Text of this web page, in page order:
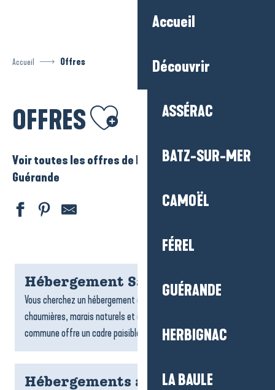
Accueil
Découvrir
ASSÉRAC
BATZ-SUR-MER
CAMOËL
FÉREL
GUÉRANDE
HERBIGNAC
LA BAULE
Accueil Offres
OFFRES Ajouter aux favoris
Voir toutes les offres de La Baule – Presqu’ile de
Guérande
Hébergement Saint-Lyphard
Vous cherchez un hébergement à Saint-Lyphard ? Entre
chaumières, marais naturels et ambiance briéronne, la
commune offre un cadre paisible pour un séjour ressourçant....
Hébergements accessibles